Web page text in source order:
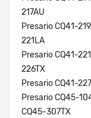
217AU
Presario CQ41-
221LA
Presario CQ41-
226TX
Presario CQ41-
Presario CQ45-
CQ45-307TX